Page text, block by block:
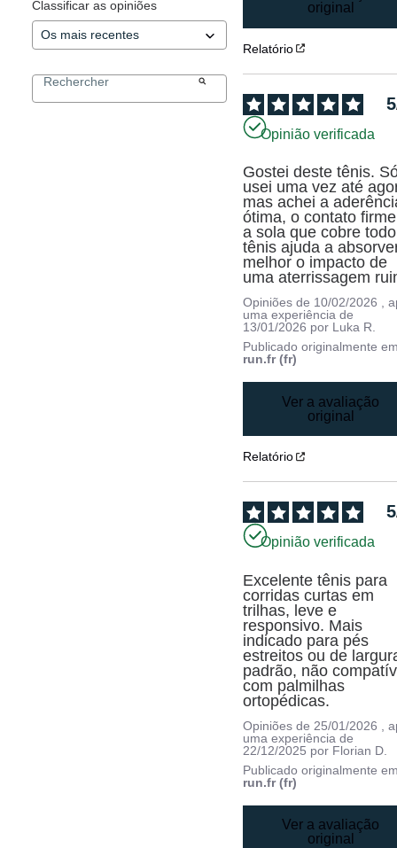
Classificar as opiniões
original
Relatório
5
Opinião verificada
Gostei deste tênis.
usei uma vez até
mas achei a
ótima, o contato
a sola que cobre
tênis ajuda a
melhor o impacto de
uma aterrissagem
Opiniões de 10/02/2026
,
uma experiência de
13/01/2026 por Luka R.
Publicado originalmente
run.fr (fr)
Ver a avaliação
original
Relatório
5
Opinião verificada
Excelente tênis para
corridas curtas em
trilhas, leve e
responsivo. Mais
indicado para pés
estreitos ou de
padrão, não
com palmilhas
ortopédicas.
Opiniões de 25/01/2026
,
uma experiência de
22/12/2025 por Florian D.
Publicado originalmente
run.fr (fr)
Ver a avaliação
original